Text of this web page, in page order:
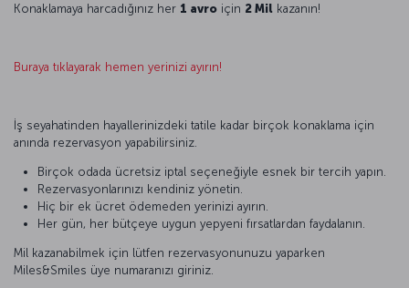
Konaklamaya harcadığınız her 1 avro için 2 Mil kazanın!
Buraya tıklayarak hemen yerinizi ayırın!
İş seyahatinden hayallerinizdeki tatile kadar birçok konaklama için
anında rezervasyon yapabilirsiniz.
Birçok odada ücretsiz iptal seçeneğiyle esnek bir tercih yapın.
Rezervasyonlarınızı kendiniz yönetin.
Hiç bir ek ücret ödemeden yerinizi ayırın.
Her gün, her bütçeye uygun yepyeni fırsatlardan faydalanın.
Mil kazanabilmek için lütfen rezervasyonunuzu yaparken
Miles&Smiles üye numaranızı giriniz.